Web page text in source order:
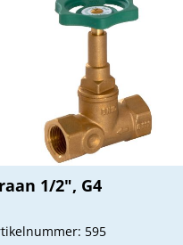
Kraan 1/2", G4
595